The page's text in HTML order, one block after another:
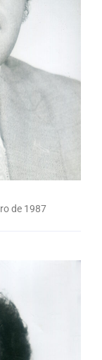
de 1987